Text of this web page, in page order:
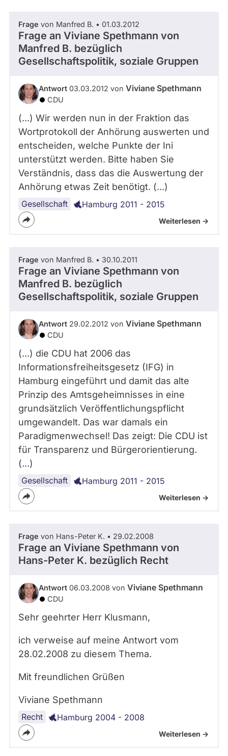
Frage von Manfred B. • 01.03.2012
Frage an Viviane Spethmann von
Manfred B. bezüglich
Gesellschaftspolitik, soziale Gruppen
Antwort 03.03.2012 von Viviane Spethmann
CDU
(...) Wir werden nun in der Fraktion das
Wortprotokoll der Anhörung auswerten und
entscheiden, welche Punkte der Ini
unterstützt werden. Bitte haben Sie
Verständnis, dass das die Auswertung der
Anhörung etwas Zeit benötigt. (...)
Gesellschaft Hamburg 2011 - 2015
Weiterlesen ->
Frage von Manfred B. • 30.10.2011
Frage an Viviane Spethmann von
Manfred B. bezüglich
Gesellschaftspolitik, soziale Gruppen
Antwort 29.02.2012 von Viviane Spethmann
CDU
(...) die CDU hat 2006 das
Informationsfreiheitsgesetz (IFG) in
Hamburg eingeführt und damit das alte
Prinzip des Amtsgeheimnisses in eine
grundsätzlich Veröffentlichungspflicht
umgewandelt. Das war damals ein
Paradigmenwechsel! Das zeigt: Die CDU ist
für Transparenz und Bürgerorientierung.
(...)
Gesellschaft Hamburg 2011 - 2015
Weiterlesen ->
Frage von Hans-Peter K. • 29.02.2008
Frage an Viviane Spethmann von
Hans-Peter K. bezüglich Recht
Antwort 06.03.2008 von Viviane Spethmann
CDU
Sehr geehrter Herr Klusmann,
ich verweise auf meine Antwort vom
28.02.2008 zu diesem Thema.
Mit freundlichen Grüßen
Viviane Spethmann
Recht Hamburg 2004 - 2008
Weiterlesen ->